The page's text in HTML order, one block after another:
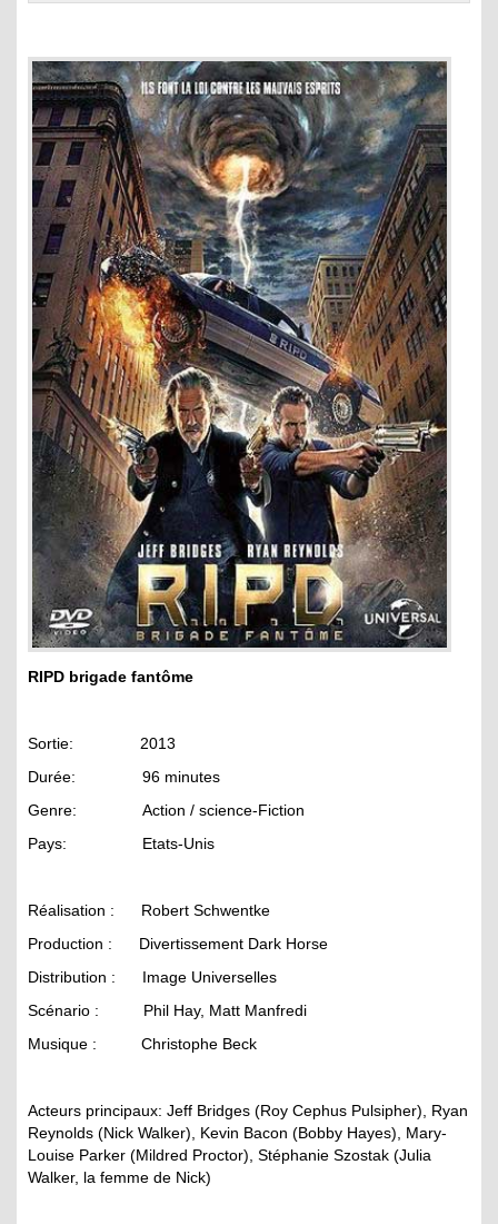
RIPD brigade fantôme
Sortie: 2013
Durée: 96 minutes
Genre: Action / science-Fiction
Pays: Etats-Unis
Réalisation : Robert Schwentke
Production : Divertissement Dark Horse
Distribution : Image Universelles
Scénario : Phil Hay, Matt Manfredi
Musique : Christophe Beck
Acteurs principaux: Jeff Bridges (Roy Cephus Pulsipher), Ryan
Reynolds (Nick Walker), Kevin Bacon (Bobby Hayes), Mary-
Louise Parker (Mildred Proctor), Stéphanie Szostak (Julia
Walker, la femme de Nick)